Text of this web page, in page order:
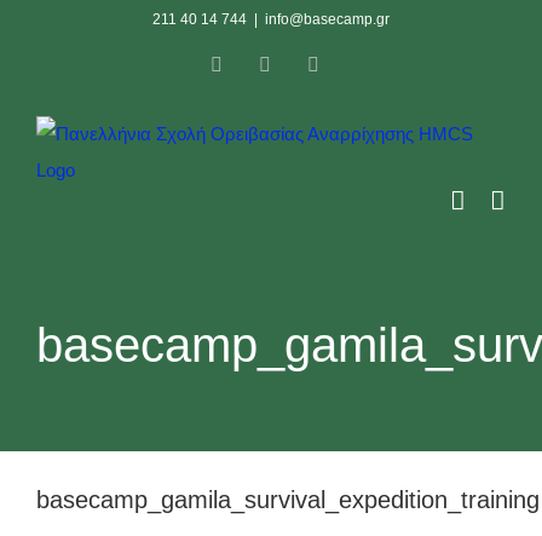
211 40 14 744 info@basecamp.gr
FacebookInstagram
basecamp_gamila_survival_expedition_training